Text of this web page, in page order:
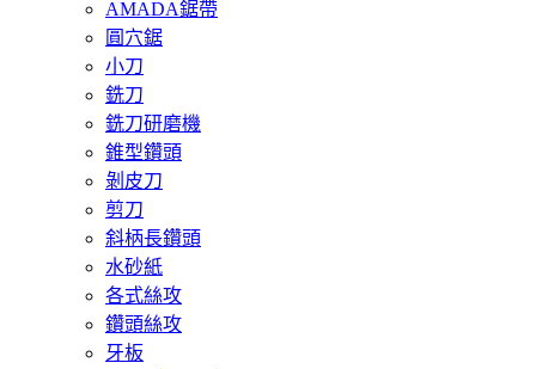
AMADA鋸帶
圓穴鋸
小刀
銑刀
銑刀研磨機
錐型鑽頭
剝皮刀
剪刀
斜柄長鑽頭
水砂紙
各式絲攻
鑽頭絲攻
牙板